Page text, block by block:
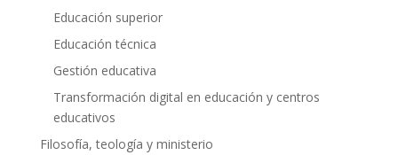
Educación superior
Educación técnica
Gestión educativa
Transformación digital en educación y centros
educativos
Filosofía, teología y ministerio